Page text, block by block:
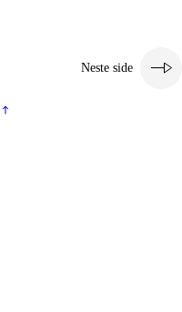
Neste side